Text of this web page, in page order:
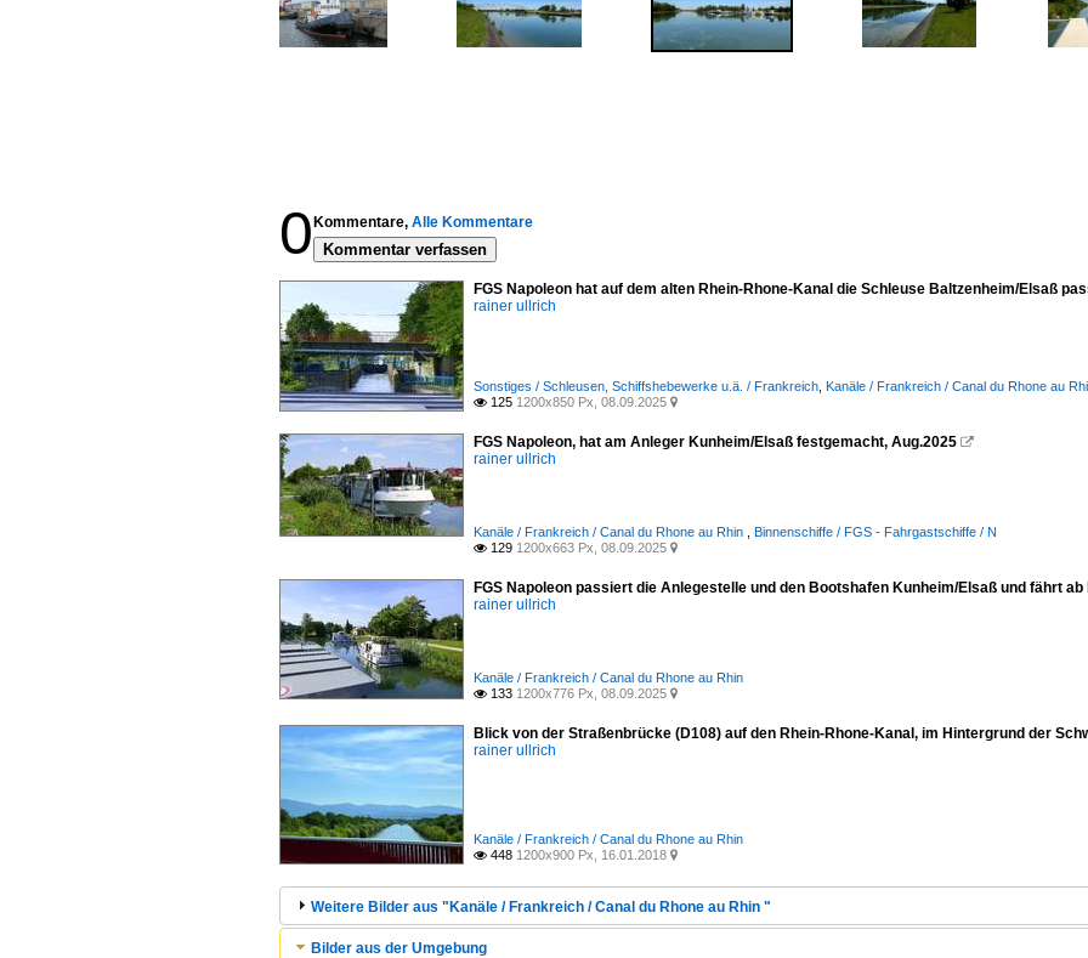
0 Kommentare, Alle Kommentare
Kommentar verfassen
FGS Napoleon hat auf dem alten Rhein-Rhone-Kanal die Schleuse Baltzenheim/Elsaß
rainer ullrich
Sonstiges / Schleusen, Schiffshebewerke u.ä. / Frankreich Kanäle / Frankreich / Canal du Rhone au
 125 1200x850 Px, 08.09.2025 
FGS Napoleon, hat am Anleger Kunheim/Elsaß festgemacht, Aug.2025 
rainer ullrich
Kanäle / Frankreich / Canal du Rhone au Rhin Binnenschiffe / FGS - Fahrgastschiffe / N
 129 1200x663 Px, 08.09.2025 
FGS Napoleon passiert die Anlegestelle und den Bootshafen Kunheim/Elsaß und fährt
rainer ullrich
Kanäle / Frankreich / Canal du Rhone au Rhin
 133 1200x776 Px, 08.09.2025 
Blick von der Straßenbrücke (D108) auf den Rhein-Rhone-Kanal, im Hintergrund der
rainer ullrich
Kanäle / Frankreich / Canal du Rhone au Rhin
 448 1200x900 Px, 16.01.2018 
Weitere Bilder aus "Kanäle / Frankreich / Canal du Rhone au Rhin "
Bilder aus der Umgebung